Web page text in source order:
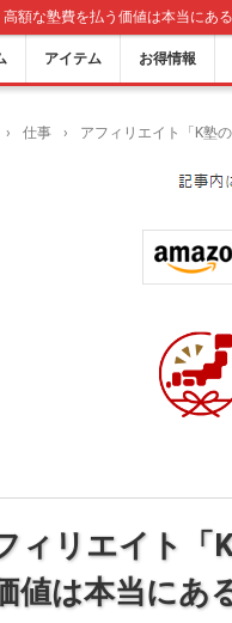
額な塾費を払う価値は本当にあ
アイテム お得情報
› 仕事 › アフィリエイト「K塾
ィリエイト「
値は本当にあ